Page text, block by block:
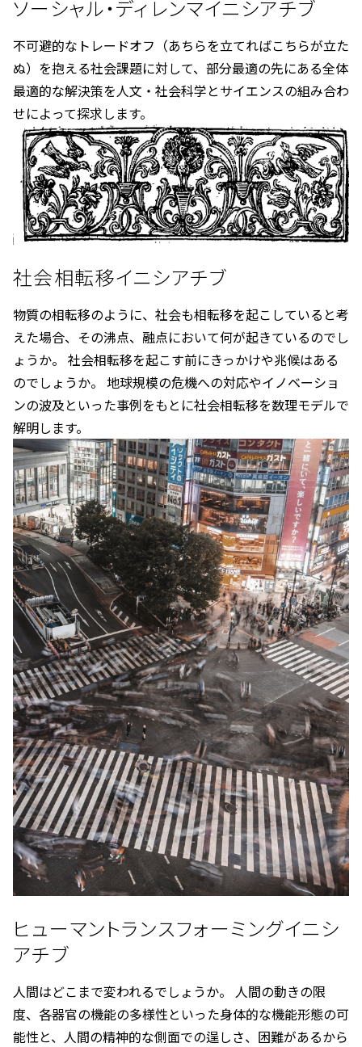
ソーシャル・ディレンマイニシアチブ
不可避的なトレードオフ（あちらを立てればこちらが立た
ぬ）を抱える社会課題に対して、部分最適の先にある全体
最適的な解決策を人文・社会科学とサイエンスの組み合わ
せによって探求します。
社会相転移イニシアチブ
物質の相転移のように、社会も相転移を起こしていると考
えた場合、その沸点、融点において何が起きているのでし
ょうか。 社会相転移を起こす前にきっかけや兆候はある
のでしょうか。 地球規模の危機への対応やイノベーショ
ンの波及といった事例をもとに社会相転移を数理モデルで
解明します。
ヒューマントランスフォーミングイニシ
アチブ
人間はどこまで変われるでしょうか。 人間の動きの限
度、各器官の機能の多様性といった身体的な機能形態の可
能性と、人間の精神的な側面での逞しさ、困難があるから